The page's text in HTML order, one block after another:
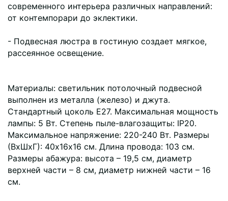
современного интерьера различных направлений:
от контемпорари до эклектики.
- Подвесная люстра в гостиную создает мягкое,
рассеянное освещение.
Материалы: светильник потолочный подвесной
выполнен из металла (железо) и джута.
Стандартный цоколь Е27. Максимальная мощность
лампы: 5 Вт. Степень пыле-влагозащиты: IP20.
Максимальное напряжение: 220-240 Вт. Размеры
(ВхШхГ): 40х16х16 см. Длина провода: 103 см.
Размеры абажура: высота – 19,5 см, диаметр
верхней части – 8 см, диаметр нижней части – 16
см.